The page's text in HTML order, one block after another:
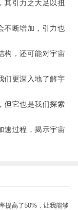
引力之大足以扭
断增加，引力也
，还可能对宇宙
更深入地了解宇
它也是我们探索
过程，揭示宇宙
提高了50%，让我能够